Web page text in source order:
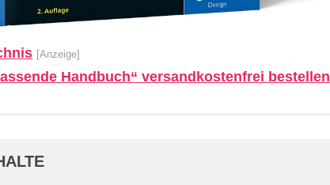
[Anzeige]
Handbuch“ versandkostenfrei bestellen